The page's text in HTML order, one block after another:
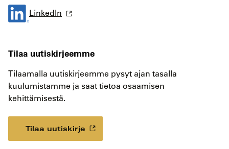
LinkedIn
Tilaa uutiskirjeemme
Tilaamalla uutiskirjeemme pysyt ajan tasalla
kuulumistamme ja saat tietoa osaamisen
kehittämisestä.
Tilaa uutiskirje